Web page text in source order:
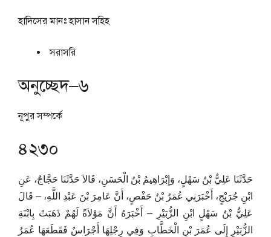
হাদিসের মানঃহাসান সহিহ
সরাসরি
অনুচ্ছেদ–৬
নূপুর সম্পর্কে
৪২৩০
حَدَّثَنَا عَلِيُّ بْنُ سَهْلٍ، وَإِبْرَاهِيمُ بْنُ الْحَسَنِ، قَالاَ حَدَّثَنَا حَجَّاجٌ، عَنِ
ابْنِ جُرَيْجٍ، أَخْبَرَنِي عُمَرُ بْنُ حَفْصٍ، أَنَّ عَامِرَ بْنَ عَبْدِ اللَّهِ، – قَالَ
عَلِيُّ بْنُ سَهْلٍ ابْنِ الزُّبَيْرِ – أَخْبَرَهُ أَنَّ مَوْلاَةً لَهُمْ ذَهَبَتْ بِابْنَةِ
الزُّبَيْرِ إِلَى عُمَرَ بْنِ الْخَطَّابِ وَفِي رِجْلِهَا أَجْرَاسٌ فَقَطَعَهَا عُمَرُ